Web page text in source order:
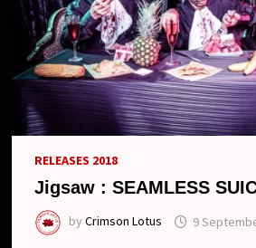
RELEASES 2018
Jigsaw : SEAMLESS
byCrimson Lotus 9